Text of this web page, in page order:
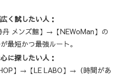
く試したい人：
丹 メンズ館】→【NEWoMan】の
短かつ最強ルート。
に探したい人：
】→【LE LABO】→（時間があ